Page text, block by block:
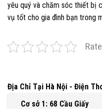
yêu quý và chăm sóc thiết bị
vụ tốt cho gia đình bạn trong
Địa Chỉ Tại Hà Nội - Điện
Cơ sở 1: 68 Cầu Giấy